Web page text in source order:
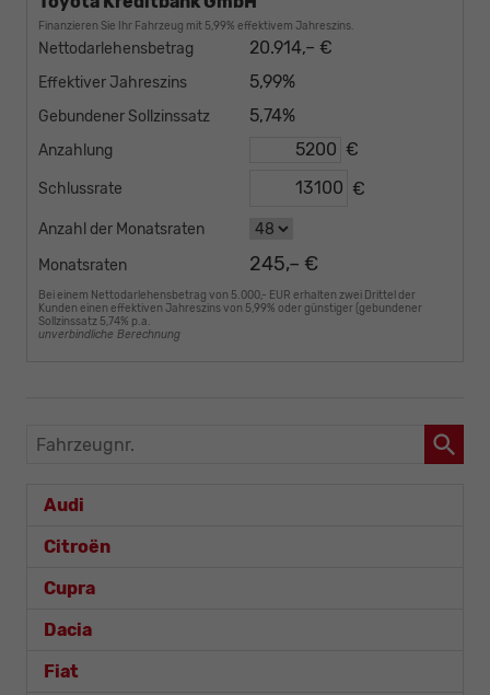
Finanzieren Sie Ihr Fahrzeug mit 5,99% effektivem Jahreszins.
Nettodarlehensbetrag 20.914,– €
Effektiver Jahreszins 5,99%
Gebundener Sollzinssatz 5,74%
Anzahlung €
Schlussrate €
Anzahl der Monatsraten
Monatsraten
245,– €
Bei einem Nettodarlehensbetrag von 5.000,- EUR erhalten zwei Drittel der
Kunden einen effektiven Jahreszins von 5,99% oder günstiger (gebundener
Sollzinssatz 5,74% p.a.
unverbindliche Berechnung
Fahrzeugnr.
Audi
Citroën
Cupra
Dacia
Fiat